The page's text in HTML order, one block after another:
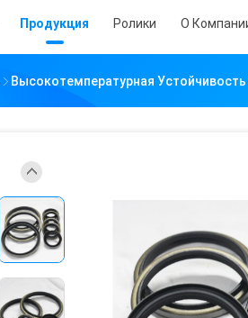
Продукция Ролики О
Высокотемпературная